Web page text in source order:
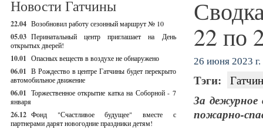
Новости Гатчины
22.04 Возобновил работу сезонный маршрут № 10
05.03 Перинатальный центр приглашает на День
открытых дверей!
10.01 Опасных веществ в воздухе не обнаружено
06.01 В Рождество в центре Гатчины будет перекрыто
автомобильное движение
06.01 Торжественное открытие катка на Соборной - 7
января
26.12 Фонд "Счастливое будущее" вместе с
партнерами дарят новогодние праздники детям!
22 по
26 июня 2023 г.
Тэги:
За
пожарно-